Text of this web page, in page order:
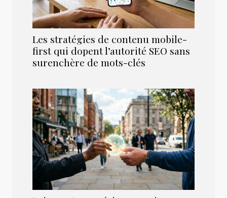
Les stratégies de contenu mobile-
first qui dopent l’autorité SEO sans
surenchère de mots-clés